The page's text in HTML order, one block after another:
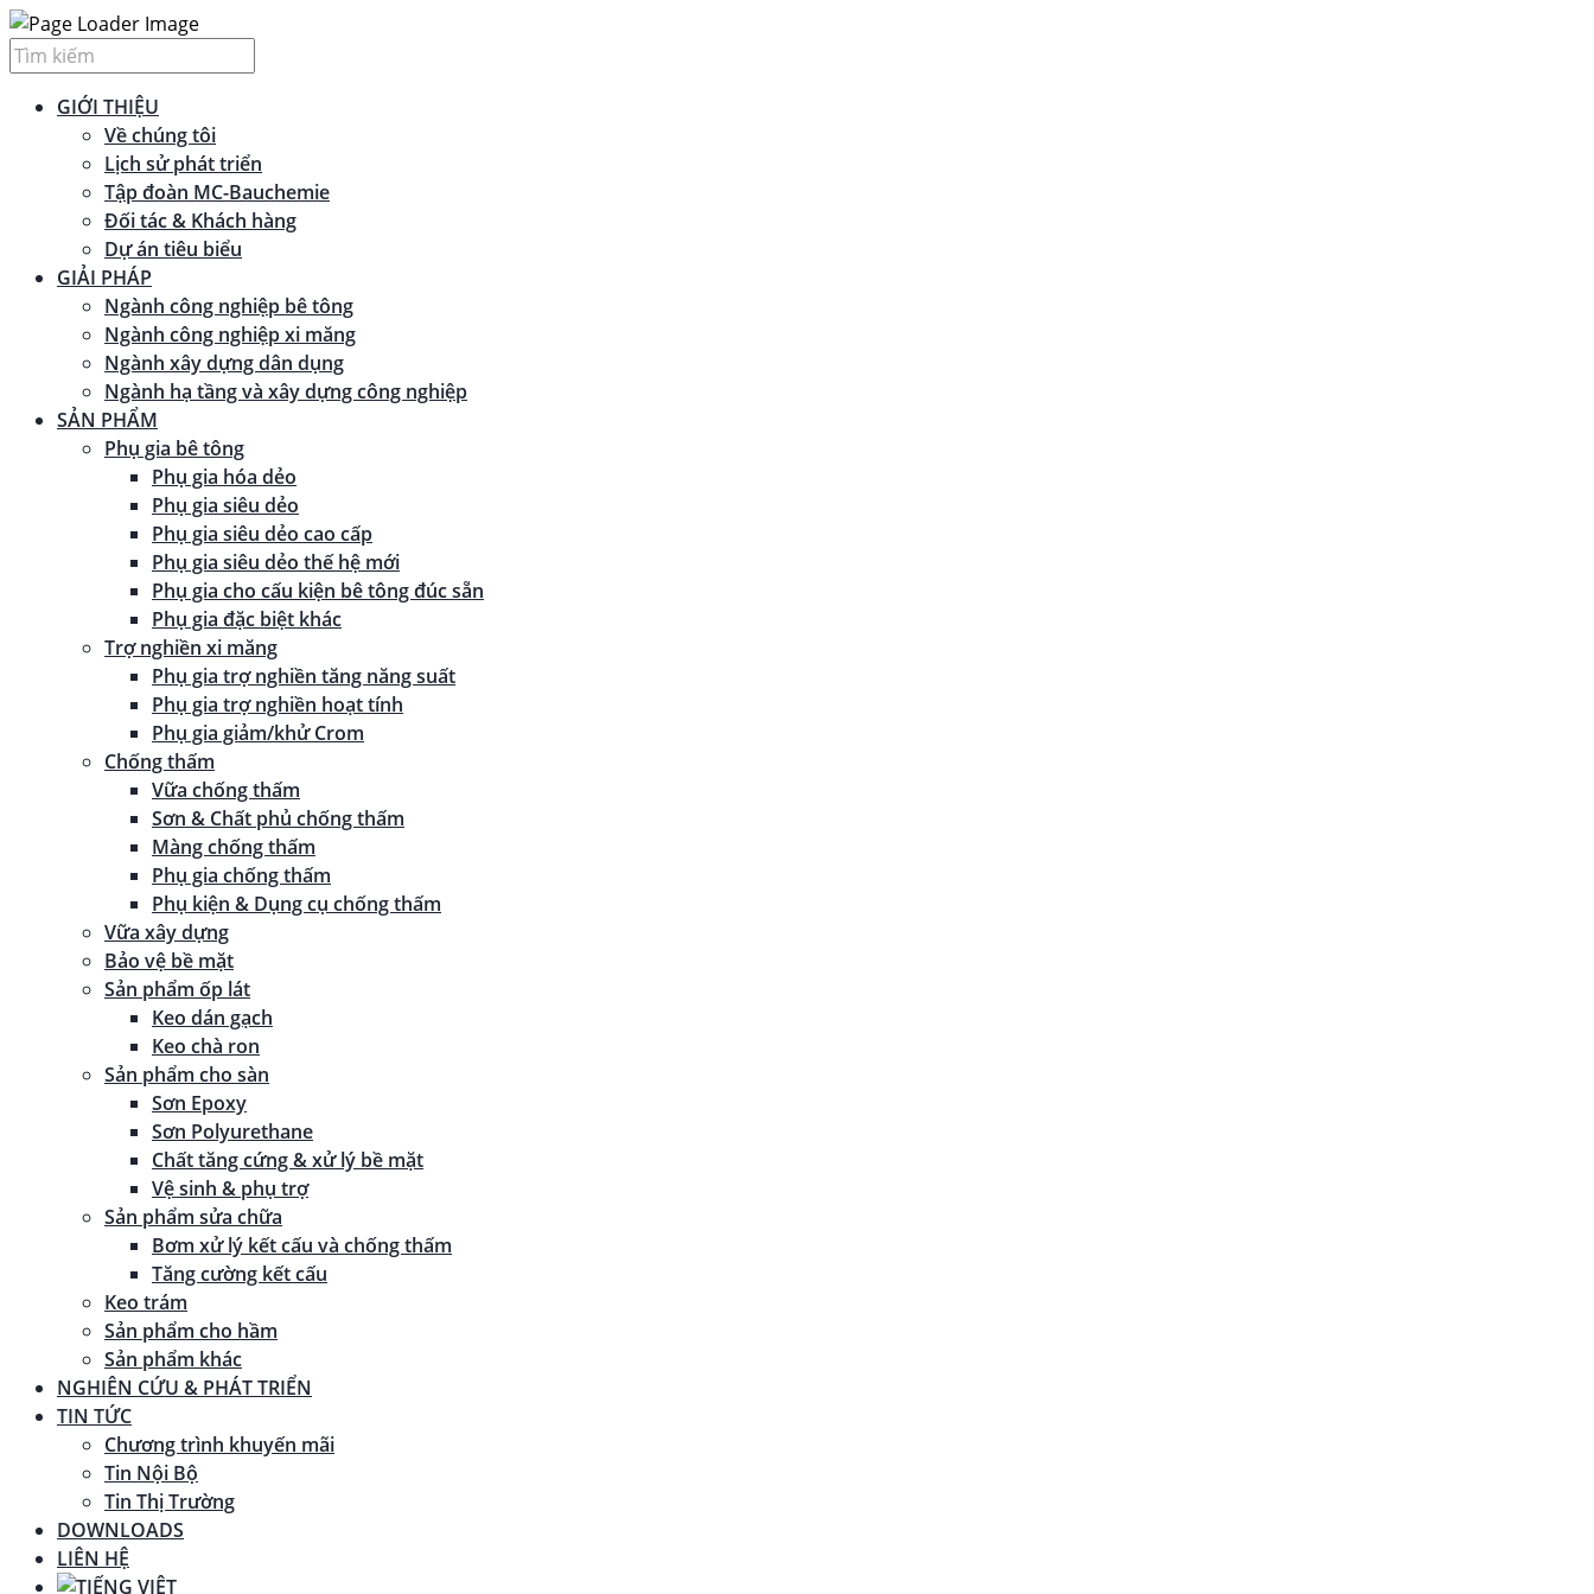
GIỚI THIỆU
Về chúng tôi
Lịch sử phát triển
Tập đoàn MC-Bauchemie
Đối tác & Khách hàng
Dự án tiêu biểu
GIẢI PHÁP
Ngành công nghiệp bê tông
Ngành công nghiệp xi măng
Ngành xây dựng dân dụng
Ngành hạ tầng và xây dựng công nghiệp
SẢN PHẨM
Phụ gia bê tông
Phụ gia hóa dẻo
Phụ gia siêu dẻo
Phụ gia siêu dẻo cao cấp
Phụ gia siêu dẻo thế hệ mới
Phụ gia cho cấu kiện bê tông đúc sẵn
Phụ gia đặc biệt khác
Trợ nghiền xi măng
Phụ gia trợ nghiền tăng năng suất
Phụ gia trợ nghiền hoạt tính
Phụ gia giảm/khử Crom
Chống thấm
Vữa chống thấm
Sơn & Chất phủ chống thấm
Màng chống thấm
Phụ gia chống thấm
Phụ kiện & Dụng cụ chống thấm
Vữa xây dựng
Bảo vệ bề mặt
Sản phẩm ốp lát
Keo dán gạch
Keo chà ron
Sản phẩm cho sàn
Sơn Epoxy
Sơn Polyurethane
Chất tăng cứng & xử lý bề mặt
Vệ sinh & phụ trợ
Sản phẩm sửa chữa
Bơm xử lý kết cấu và chống thấm
Tăng cường kết cấu
Keo trám
Sản phẩm cho hầm
Sản phẩm khác
NGHIÊN CỨU & PHÁT TRIỂN
TIN TỨC
Chương trình khuyến mãi
Tin Nội Bộ
Tin Thị Trường
DOWNLOADS
LIÊN HỆ